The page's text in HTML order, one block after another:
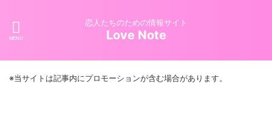
恋人たちのための情報サイト
Love Note
※当サイトは記事内にプロモーションが含む場合があります。